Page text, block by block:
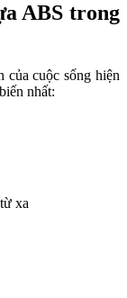
ABS trong
của cuộc sống hiện
nhất:
xa